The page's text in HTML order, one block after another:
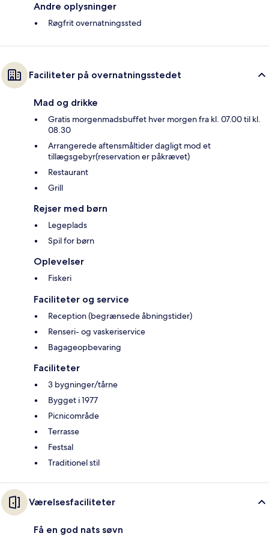
Andre oplysninger
Røgfrit overnatningssted
Faciliteter på overnatningsstedet
Mad og drikke
Gratis morgenmadsbuffet hver morgen fra kl. 07.00 til kl.
08.30
Arrangerede aftensmåltider dagligt mod et
tillægsgebyr(reservation er påkrævet)
Restaurant
Grill
Rejser med børn
Legeplads
Spil for børn
Oplevelser
Fiskeri
Faciliteter og service
Reception (begrænsede åbningstider)
Renseri- og vaskeriservice
Bagageopbevaring
Faciliteter
3 bygninger/tårne
Bygget i 1977
Picnicområde
Terrasse
Festsal
Traditionel stil
Værelsesfaciliteter
Få en god nats søvn